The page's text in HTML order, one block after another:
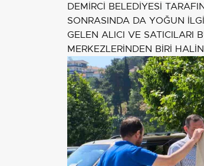
DEMİRCİ BELEDİYESİ
SONRASINDA DA YOĞUN
GELEN ALICI VE SATICILARI
MERKEZLERİNDEN BİRİ